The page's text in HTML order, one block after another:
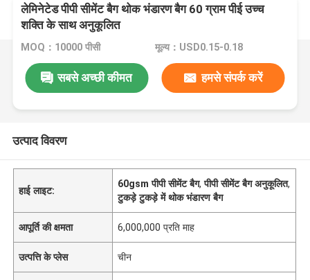
लेमिनेटेड पीपी सीमेंट बैग थोक भंडारण बैग 60 ग्राम पीई उच्च
शक्ति के साथ अनुकूलित
MOQ：10000 पीसी मूल्य：USD0.15-0.18
सबसे अच्छी कीमत हमसे संपर्क करें
उत्पाद विवरण
हाई लाइट:
60gsm पीपी सीमेंट बैग,पीपी सीमेंट बैग अनुकूलित,
टुकड़े टुकड़े में थोक भंडारण बैग
आपूर्ति की क्षमता 6,000,000 प्रति माह
उत्पत्ति के प्लेस चीन